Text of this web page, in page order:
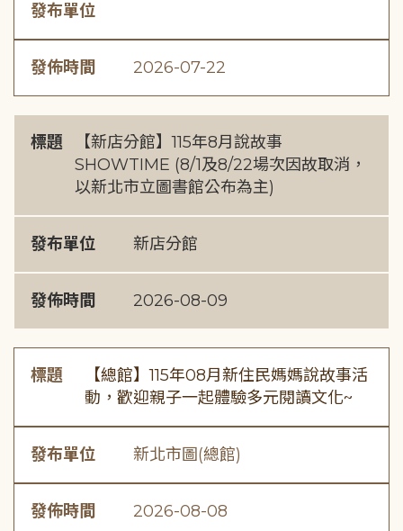
發布單位
發佈時間 2026-07-22
標題
【新店分館】115年8月說故事
SHOWTIME (8/1及8/22場次因故取消，
以新北市立圖書館公布為主)
發布單位 新店分館
發佈時間 2026-08-09
標題
【總館】115年08月新住民媽媽說故事活
動，歡迎親子一起體驗多元閱讀文化~
發布單位 新北市圖(總館)
發佈時間 2026-08-08